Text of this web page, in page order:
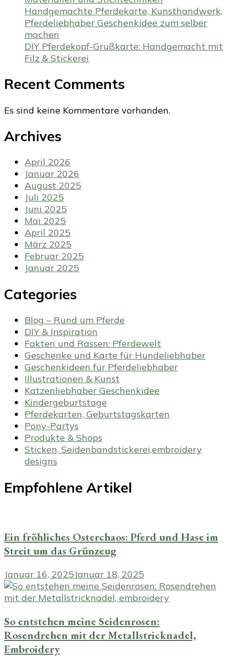
Handgemachte Pferdekarte, Kunsthandwerk,
Pferdeliebhaber Geschenkidee zum selber
machen
DIY Pferdekopf-Grußkarte: Handgemacht mit
Filz & Stickerei
Recent Comments
Es sind keine Kommentare vorhanden.
Archives
April 2026
Januar 2026
August 2025
Juli 2025
Juni 2025
Mai 2025
April 2025
März 2025
Februar 2025
Januar 2025
Categories
Blog – Rund um Pferde
DIY & Inspiration
Fakten und Rassen: Pferdewelt
Geschenke und Karte für Hundeliebhaber
Geschenkideen für Pferdeliebhaber
Illustrationen & Kunst
Katzenliebhaber Geschenkidee
Kindergeburtstage
Pferdekarten, Geburtstagskarten
Pony-Partys
Produkte & Shops
Sticken, Seidenbandstickerei,embroidery
designs
Empfohlene Artikel
Ein fröhliches Osterchaos: Pferd und Hase im
Streit um das Grünzeug
Januar 16, 2025Januar 18, 2025
So entstehen meine Seidenrosen:
Rosendrehen mit der Metallstricknadel,
Embroidery